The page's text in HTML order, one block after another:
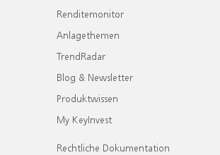
Renditemonitor
Anlagethemen
TrendRadar
Blog & Newsletter
Produktwissen
My KeyInvest
Rechtliche Dokumentation